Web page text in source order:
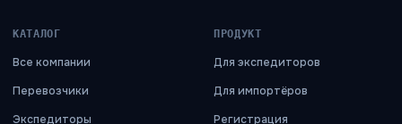
КАТАЛОГ
Все компании
Перевозчики
Экспедиторы
ПРОДУКТ
Для экспедиторов
Для импортёров
Регистрация